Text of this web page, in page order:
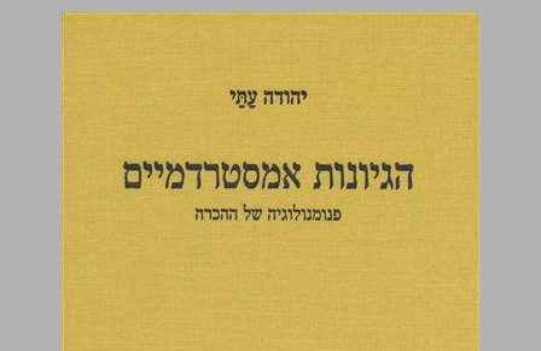
הגיונות אמסטרדמיים פנומנולוגיה של ההכרה ... 0